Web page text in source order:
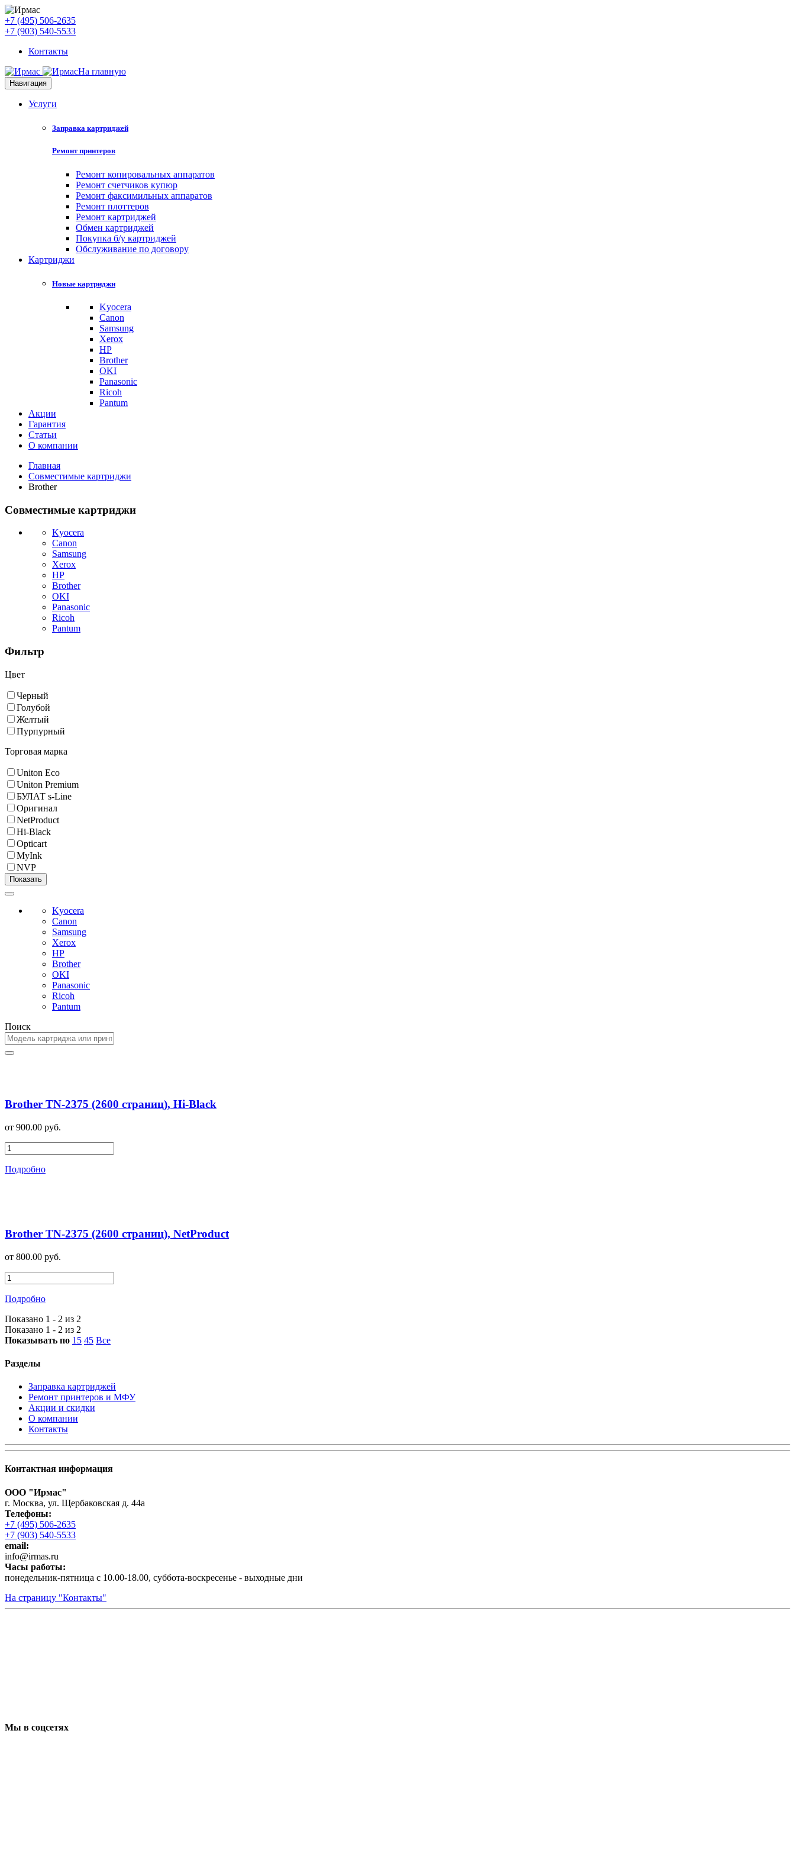
+7 (495) 506-2635
+7 (903) 540-5533
Контакты
На главную
Навигация
Услуги
Заправка картриджей
Ремонт принтеров
Ремонт копировальных аппаратов
Ремонт счетчиков купюр
Ремонт факсимильных аппаратов
Ремонт плоттеров
Ремонт картриджей
Обмен картриджей
Покупка б/у картриджей
Обслуживание по договору
Картриджи
Новые картриджи
Kyocera
Canon
Samsung
Xerox
HP
Brother
OKI
Panasonic
Ricoh
Pantum
Акции
Гарантия
Статьи
О компании
Главная
Совместимые картриджи
Brother
Совместимые картриджи
Kyocera
Canon
Samsung
Xerox
HP
Brother
OKI
Panasonic
Ricoh
Pantum
Фильтр
Цвет
Черный
Голубой
Желтый
Пурпурный
Торговая марка
Uniton Eco
Uniton Premium
БУЛАТ s-Line
Оригинал
NetProduct
Hi-Black
Opticart
MyInk
NVP
Kyocera
Canon
Samsung
Xerox
HP
Brother
OKI
Panasonic
Ricoh
Pantum
Поиск
Brother TN-2375 (2600 страниц), Hi-Black
от 900.00 руб.
Подробно
Brother TN-2375 (2600 страниц), NetProduct
от 800.00 руб.
Подробно
Показано 1 - 2 из 2
Показано 1 - 2 из 2
Показывать по 15 45 Все
Разделы
Заправка картриджей
Ремонт принтеров и МФУ
Акции и скидки
О компании
Контакты
Контактная информация
ООО "Ирмас"
г. Москва, ул. Щербаковская д. 44а
Телефоны:
+7 (495) 506-2635
+7 (903) 540-5533
email:
infо@irmas.ru
Часы работы:
понедельник-пятница с 10.00-18.00, суббота-воскресенье - выходные дни
На страницу "Контакты"
Мы в соцсетях